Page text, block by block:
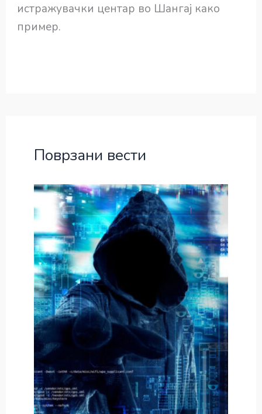
истражувачки центар во Шангај како
пример.
Поврзани вести